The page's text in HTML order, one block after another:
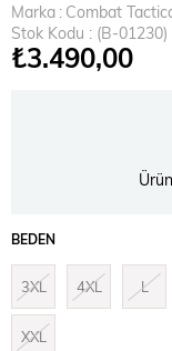
Marka : Combat
Stok Kodu
(B-01230)
₺3.490,00
BEDEN
3XL 4XL L
XXL